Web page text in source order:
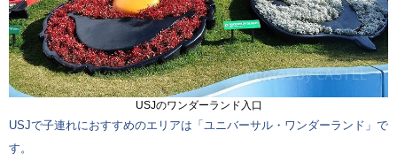
USJのワンダーランド入口
USJで子連れにおすすめのエリアは「ユニバーサル・ワンダーランド」で
す。